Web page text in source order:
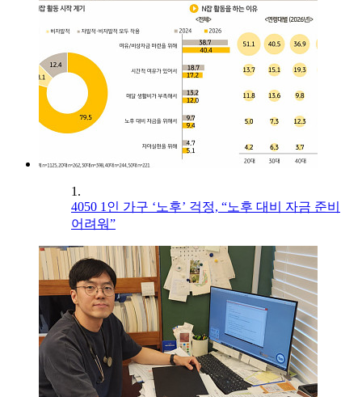
1.
4050 1인 가구 ‘노후’ 걱정, “노후 대비 자금 준비
어려워”